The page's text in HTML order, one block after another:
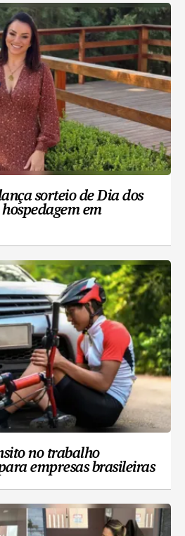
sorteio de Dia dos
em
no trabalho
empresas brasileiras